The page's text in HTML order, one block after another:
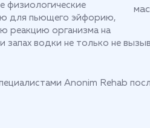
физиологические
для пьющего эйфорию,
реакцию организма на
водки не только не
Anonim Rehab